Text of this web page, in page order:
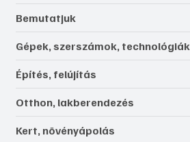
Bemutatjuk
Gépek, szerszámok, technológiák
Építés, felújítás
Otthon, lakberendezés
Kert, növényápolás